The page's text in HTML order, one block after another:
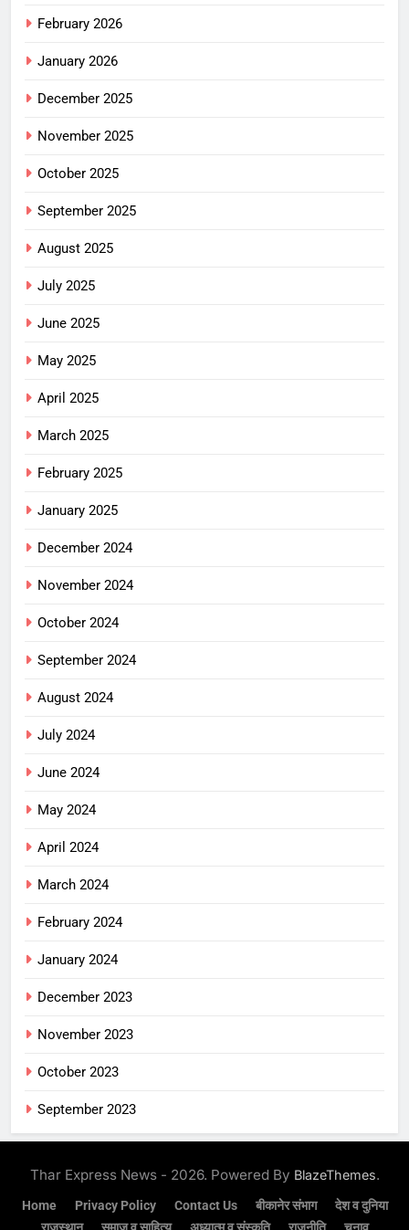
February 2026
January 2026
December 2025
November 2025
October 2025
September 2025
August 2025
July 2025
June 2025
May 2025
April 2025
March 2025
February 2025
January 2025
December 2024
November 2024
October 2024
September 2024
August 2024
July 2024
June 2024
May 2024
April 2024
March 2024
February 2024
January 2024
December 2023
November 2023
October 2023
September 2023
Thar Express News - 2026. Powered By BlazeThemes.
Home Privacy Policy Contact Us बीकानेर संभाग
देश व दुनिया